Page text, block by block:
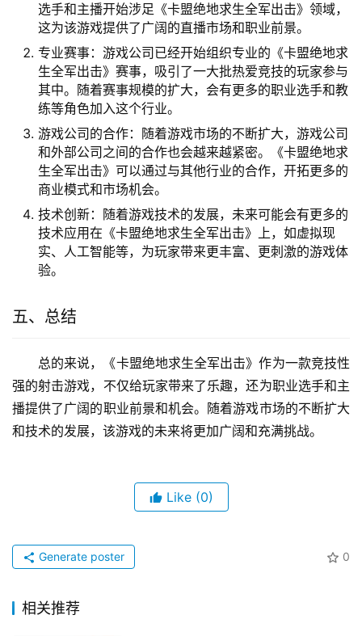
选手和主播开始涉足《卡盟绝地求生全军出击》领域，
这为该游戏提供了广阔的直播市场和职业前景。
专业赛事：游戏公司已经开始组织专业的《卡盟绝地求
生全军出击》赛事，吸引了一大批热爱竞技的玩家参与
其中。随着赛事规模的扩大，会有更多的职业选手和教
练等角色加入这个行业。
游戏公司的合作：随着游戏市场的不断扩大，游戏公司
和外部公司之间的合作也会越来越紧密。《卡盟绝地求
生全军出击》可以通过与其他行业的合作，开拓更多的
商业模式和市场机会。
技术创新：随着游戏技术的发展，未来可能会有更多的
技术应用在《卡盟绝地求生全军出击》上，如虚拟现
实、人工智能等，为玩家带来更丰富、更刺激的游戏体
验。
五、总结
总的来说，《卡盟绝地求生全军出击》作为一款竞技性
强的射击游戏，不仅给玩家带来了乐趣，还为职业选手和主
播提供了广阔的职业前景和机会。随着游戏市场的不断扩大
和技术的发展，该游戏的未来将更加广阔和充满挑战。
Like (0)
0
Generate poster
相关推荐